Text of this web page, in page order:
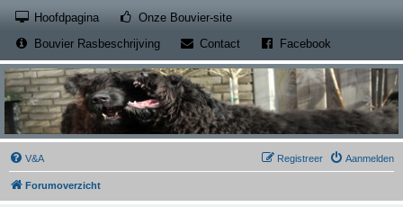
Hoofdpagina Onze Bouvier-site(Opens a new tab)
Bouvier Rasbeschrijving
Contact(Opens a new tab)
Facebook
V&A Aanmelden
Registreer
Forumoverzicht